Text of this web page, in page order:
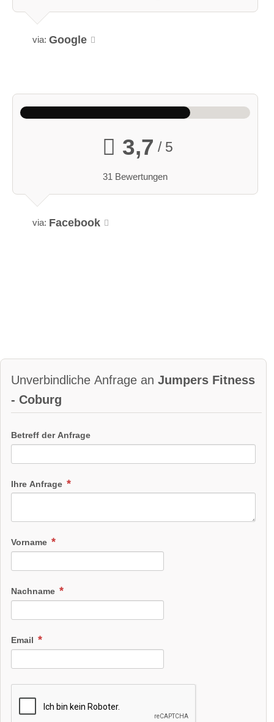
via: Google
3,7 / 5
31 Bewertungen
via: Facebook
Unverbindliche Anfrage an Jumpers Fitness
- Coburg
Betreff der Anfrage
Ihre Anfrage
Vorname
Nachname
Email